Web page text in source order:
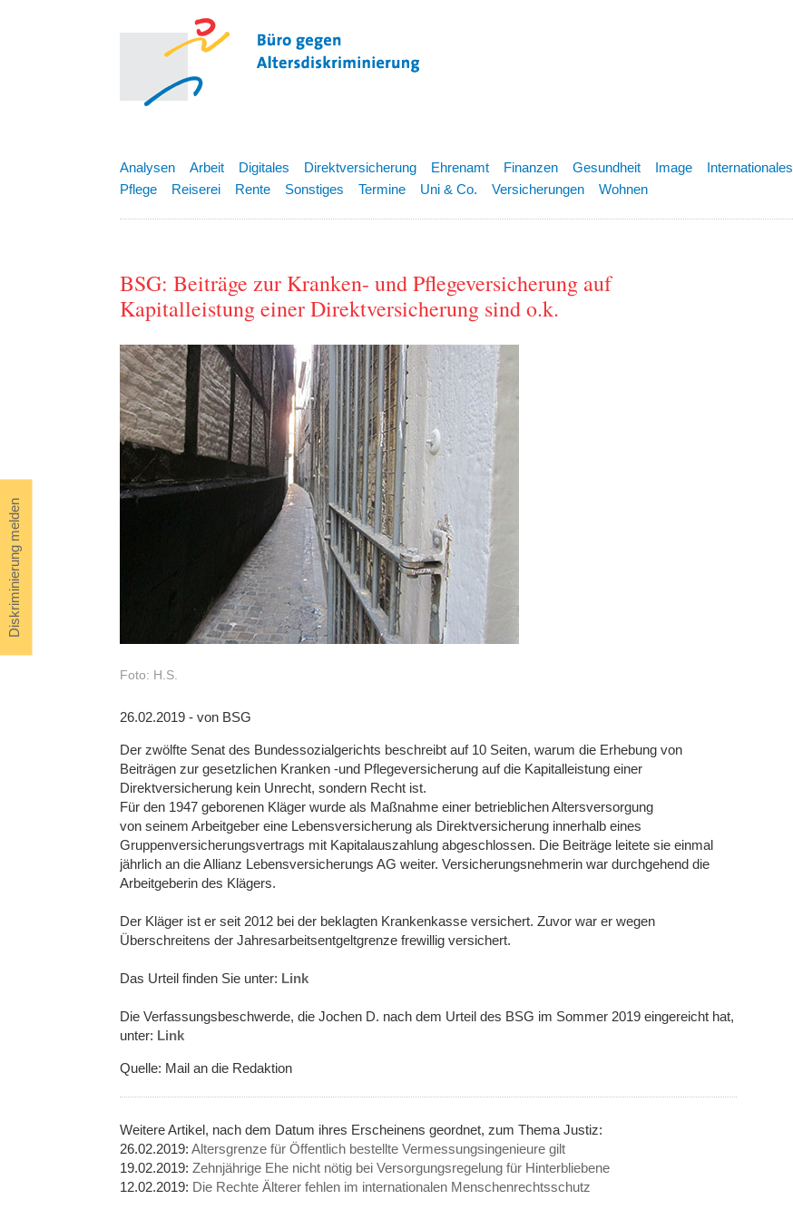
Diskriminierung melden
Analysen Arbeit Digitales Direktversicherung Ehrenamt Finanzen Gesundheit Image Internationales
Pflege
Reiserei Rente Sonstiges Termine Uni & Co. Versicherungen Wohnen
BSG: Beiträge zur Kranken- und Pflegeversicherung auf
Kapitalleistung einer Direktversicherung sind o.k.
Foto: H.S.
26.02.2019 - von BSG
Der zwölfte Senat des Bundessozialgerichts beschreibt auf 10 Seiten, warum die Erhebung von
Beiträgen zur gesetzlichen Kranken -und Pflegeversicherung auf die Kapitalleistung einer
Direktversicherung kein Unrecht, sondern Recht ist.
Für den 1947 geborenen Kläger wurde als Maßnahme einer betrieblichen Altersversorgung
von seinem Arbeitgeber eine Lebensversicherung als Direktversicherung innerhalb eines
Gruppenversicherungsvertrags mit Kapitalauszahlung abgeschlossen. Die Beiträge leitete sie einmal
jährlich an die Allianz Lebensversicherungs AG weiter. Versicherungsnehmerin war durchgehend die
Arbeitgeberin des Klägers.
Der Kläger ist er seit 2012 bei der beklagten Krankenkasse versichert. Zuvor war er wegen
Überschreitens der Jahresarbeitsentgeltgrenze frewillig versichert.
Das Urteil finden Sie unter: Link
Die Verfassungsbeschwerde, die Jochen D. nach dem Urteil des BSG im Sommer 2019 eingereicht hat,
unter: Link
Quelle: Mail an die Redaktion
Weitere Artikel, nach dem Datum ihres Erscheinens geordnet, zum Thema Justiz:
26.02.2019: Altersgrenze für Öffentlich bestellte Vermessungsingenieure gilt
19.02.2019: Zehnjährige Ehe nicht nötig bei Versorgungsregelung für Hinterbliebene
12.02.2019: Die Rechte Älterer fehlen im internationalen Menschenrechtsschutz